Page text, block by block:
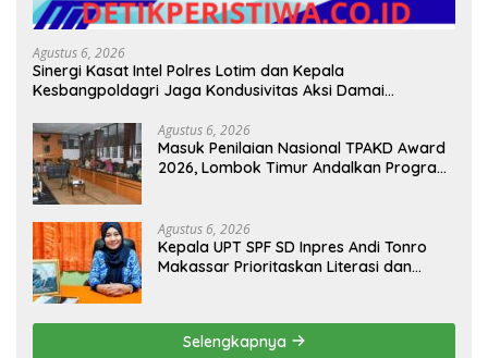
Agustus 6, 2026
Sinergi Kasat Intel Polres Lotim dan Kepala
Kesbangpoldagri Jaga Kondusivitas Aksi Damai
Agustus 6, 2026
Masuk Penilaian Nasional TPAKD Award
2026, Lombok Timur Andalkan Program
Agustus 6, 2026
Kepala UPT SPF SD Inpres Andi Tonro
Makassar Prioritaskan Literasi dan
Selengkapnya